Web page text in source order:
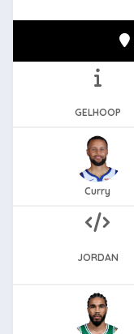
GELHOOP
Curry
JORDAN